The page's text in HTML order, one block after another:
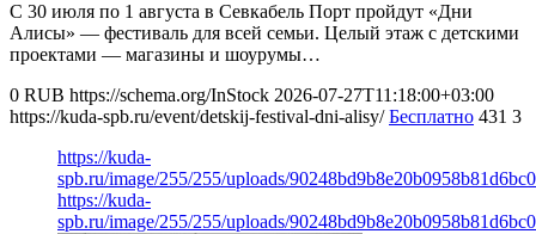
С 30 июля по 1 августа в Севкабель Порт пройдут «Дни
Алисы» — фестиваль для всей семьи. Целый этаж с детскими
проектами — магазины и шоурумы…
0 RUB https://schema.org/InStock 2026-07-27T11:18:00+03:00
https://kuda-spb.ru/event/detskij-festival-dni-alisy/ Бесплатно 431 3
https://kuda-
spb.ru/image/255/255/uploads/
https://kuda-
spb.ru/image/255/255/uploads/